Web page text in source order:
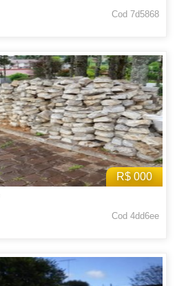
Cod 7d5868
R$ 000
Cod 4dd6ee